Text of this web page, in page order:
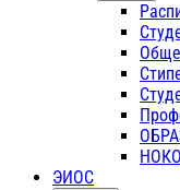
НОКО
ЭИОС